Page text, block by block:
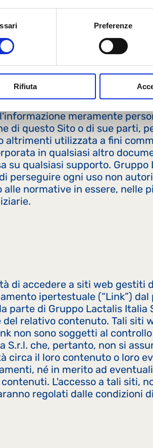
Preferenze
Rifiuta
riferimento di questo Sito a
di per sè un'offerta di vendita
relative ai prodotti,
sono presentati
meramente illustrative.
S.r.l. autorizza la
disponibili sul presente
restando vietata
anche parziale degli stessi
meramente
di questo Sito o di sue parti,
altrimenti utilizzata a fini
in qualsiasi altro
su qualsiasi supporto. Gruppo
perseguire ogni uso non
normative in essere, nelle
di accedere a siti web gestiti
ipertestuale (“Link”) dal
parte di Gruppo Lactalis Italia
relativo contenuto. Tali siti
non sono soggetti al
S.r.l. che, pertanto, non si
circa il loro contenuto o loro
né in merito ad eventuali
L'accesso a tali siti,
regolati dalle condizioni